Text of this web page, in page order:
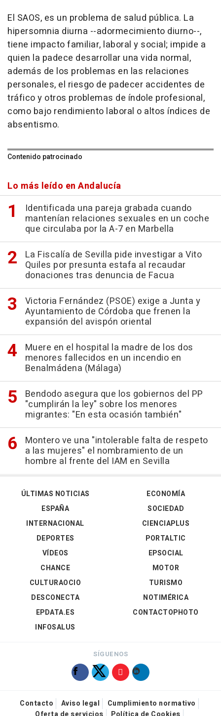
El SAOS, es un problema de salud pública. La
hipersomnia diurna --adormecimiento diurno--,
tiene impacto familiar, laboral y social; impide a
quien la padece desarrollar una vida normal,
además de los problemas en las relaciones
personales, el riesgo de padecer accidentes de
tráfico y otros problemas de índole profesional,
como bajo rendimiento laboral o altos índices de
absentismo.
Contenido patrocinado
Lo más leído en Andalucía
Identificada una pareja grabada cuando
mantenían relaciones sexuales en un coche
que circulaba por la A-7 en Marbella
La Fiscalía de Sevilla pide investigar a Vito
Quiles por presunta estafa al recaudar
donaciones tras denuncia de Facua
Victoria Fernández (PSOE) exige a Junta y
Ayuntamiento de Córdoba que frenen la
expansión del avispón oriental
Muere en el hospital la madre de los dos
menores fallecidos en un incendio en
Benalmádena (Málaga)
Bendodo asegura que los gobiernos del PP
"cumplirán la ley" sobre los menores
migrantes: "En esta ocasión también"
Montero ve una "intolerable falta de respeto
a las mujeres" el nombramiento de un
hombre al frente del IAM en Sevilla
ÚLTIMAS NOTICIAS
ESPAÑA
INTERNACIONAL
DEPORTES
VÍDEOS
ECONOMÍA
SOCIEDAD
CIENCIAPLUS
PORTALTIC
EPSOCIAL
CHANCE
CULTURAOCIO
DESCONECTA
EPDATA.ES
INFOSALUS
MOTOR
TURISMO
NOTIMÉRICA
CONTACTOPHOTO
SÍGUENOS
Contacto Aviso legal
Cumplimiento normativo